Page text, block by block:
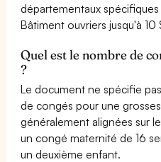
départementaux
Bâtiment ouvriers jusqu'à 10
Quel est le nombre de
?
Le document ne spécifie
de congés pour une
généralement alignées sur
un congé maternité de 16
un deuxième enfant.